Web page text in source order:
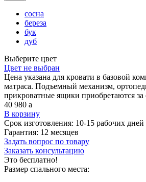
сосна
береза
бук
дуб
Выберите цвет
Цвет не выбран
Цена указана для кровати в базовой
матраса. Подъемный механизм,
прикроватные ящики приобретаются за
40 980 a
В корзину
Срок изготовления: 10-15 рабочих дней
Гарантия: 12 месяцев
Задать вопрос по товару
Заказать консультацию
Это бесплатно!
Размер спального места: